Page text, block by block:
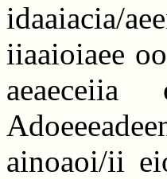
idaaiacia/
iiaaioiaee
ainoaoi/ii